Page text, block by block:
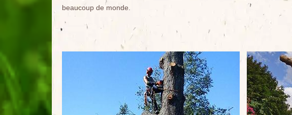
beaucoup de monde.